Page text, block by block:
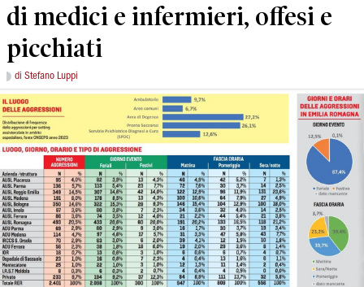
di medici e infermieri, offesi e
picchiati
di Stefano Luppi